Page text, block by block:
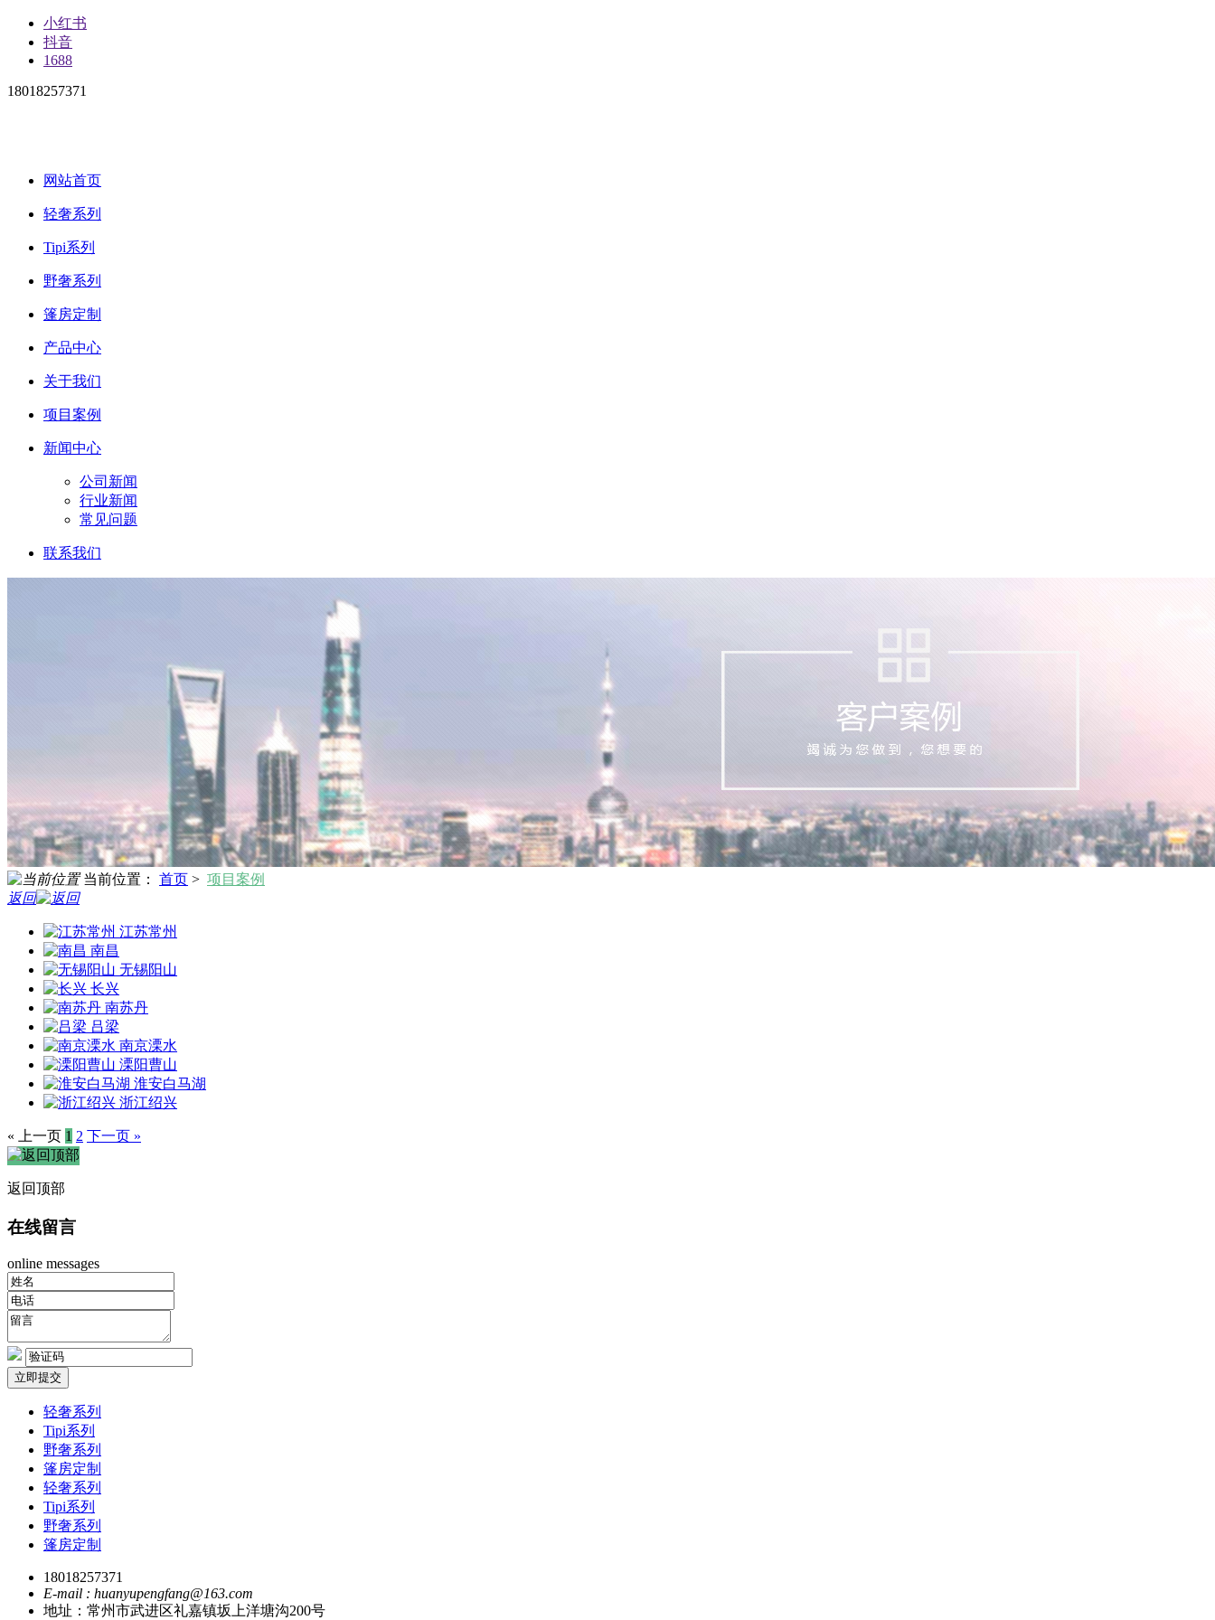
小红书
抖音
1688
18018257371
网站首页
轻奢系列
Tipi系列
野奢系列
篷房定制
产品中心
关于我们
项目案例
新闻中心
公司新闻
行业新闻
常见问题
联系我们
当前位置： 首页 > 项目案例
返回
江苏常州
南昌
无锡阳山
长兴
南苏丹
吕梁
南京溧水
溧阳曹山
淮安白马湖
浙江绍兴
« 上一页 1 2 下一页 »
返回顶部
在线留言
online messages
立即提交
轻奢系列
Tipi系列
野奢系列
篷房定制
轻奢系列
Tipi系列
野奢系列
篷房定制
18018257371
E-mail : huanyupengfang@163.com
地址：常州市武进区礼嘉镇坂上洋塘沟200号